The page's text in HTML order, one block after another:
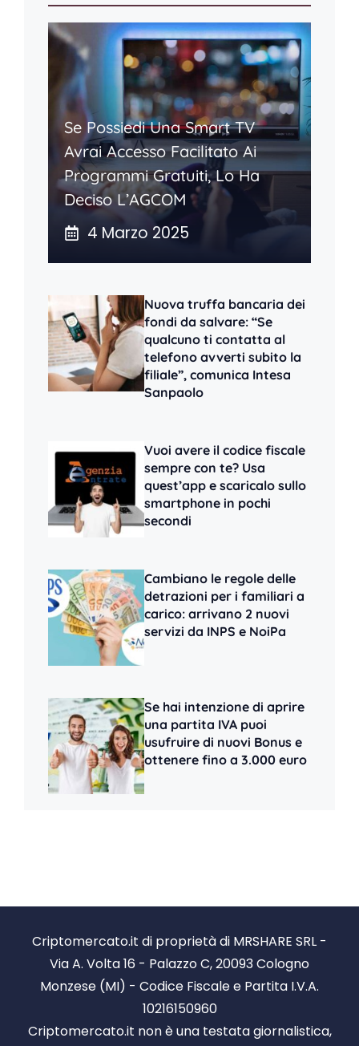
Se Possiedi Una Smart TV
Avrai Accesso Facilitato Ai
Programmi Gratuiti, Lo Ha
Deciso L’AGCOM
4 Marzo 2025
Nuova truffa bancaria dei
fondi da salvare: “Se
qualcuno ti contatta al
telefono avverti subito la
filiale”, comunica Intesa
Sanpaolo
Vuoi avere il codice fiscale
sempre con te? Usa
quest’app e scaricalo sullo
smartphone in pochi
secondi
Cambiano le regole delle
detrazioni per i familiari a
carico: arrivano 2 nuovi
servizi da INPS e NoiPa
Se hai intenzione di aprire
una partita IVA puoi
usufruire di nuovi Bonus e
ottenere fino a 3.000 euro
Criptomercato.it di proprietà di MRSHARE SRL -
Via A. Volta 16 - Palazzo C, 20093 Cologno
Monzese (MI) - Codice Fiscale e Partita I.V.A.
10216150960
Criptomercato.it non è una testata giornalistica,